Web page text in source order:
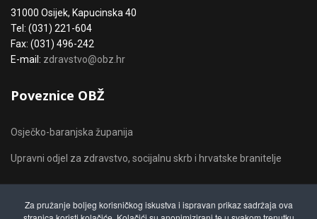
31000 Osijek, Kapucinska 40
Tel: (031) 221-604
Fax: (031) 496-242
E-mail: zdravstvo@obz.hr
Poveznice OBŽ
Osječko-baranjska županija
Upravni odjel za zdravstvo, socijalnu skrb i hrvatske branitelje
Za pružanje boljeg korisničkog iskustva i ispravan prikaz sadržaja ova